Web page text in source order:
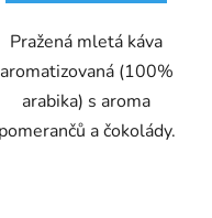
Pražená mletá káva
aromatizovaná (100%
arabika) s aroma
pomerančů a čokolády.